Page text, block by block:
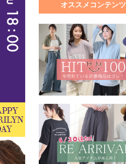
オススメコンテンツ